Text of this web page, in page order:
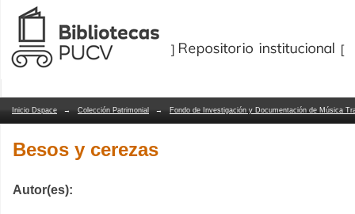
Besos y cerezas
Repositorio Dspace/Manakin
Inicio Dspace → Colección Patrimonial → Fondo de Investigación y Documentación de Música
Besos y cerezas
Autor(es):